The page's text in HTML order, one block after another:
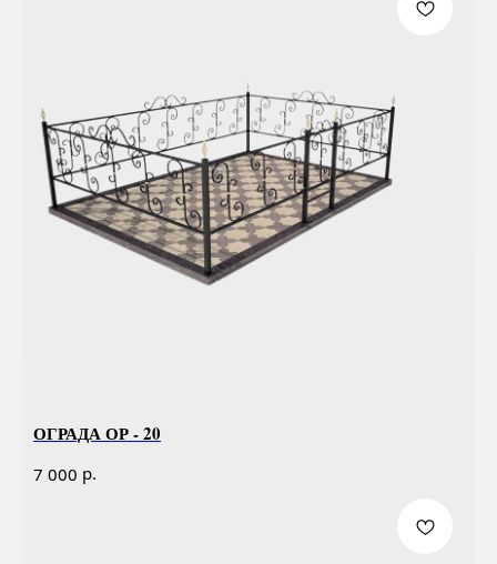
ОГРАДА ОР - 20
7 000 р.